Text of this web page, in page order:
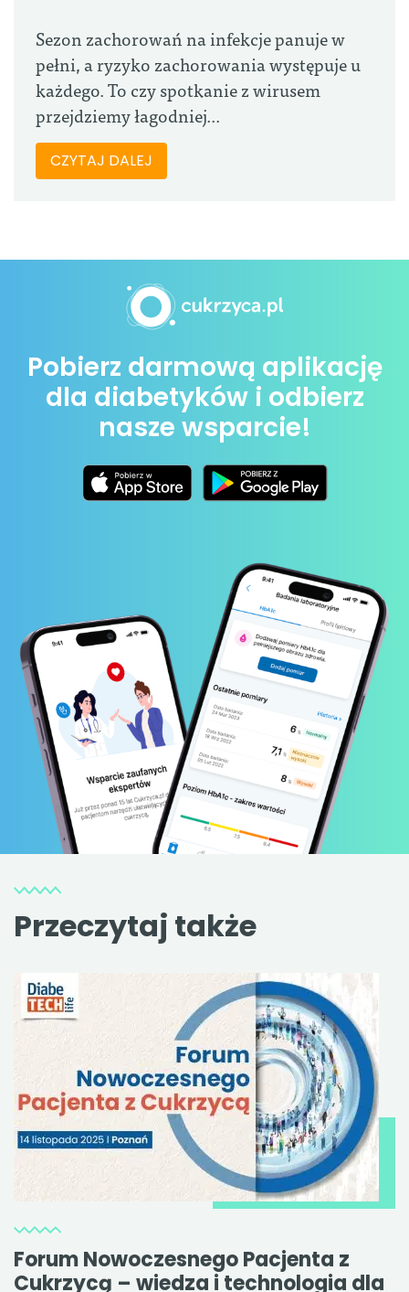
Sezon zachorowań na infekcje panuje w
pełni, a ryzyko zachorowania występuje u
każdego. To czy spotkanie z wirusem
przejdziemy łagodniej...
CZYTAJ DALEJ
Pobierz darmową aplikację
dla diabetyków i odbierz
nasze wsparcie!
Przeczytaj także
Forum Nowoczesnego Pacjenta z
Cukrzycą – wiedza i technologia dla